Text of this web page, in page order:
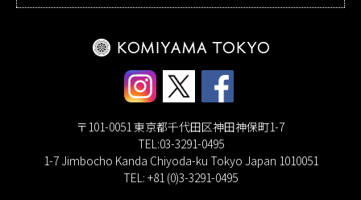
〒101-0051 東京都千代田区神田神保町1-7
TEL:03-3291-0495
1-7 Jimbocho Kanda Chiyoda-ku Tokyo Japan 1010051
TEL: +81 (0)3-3291-0495